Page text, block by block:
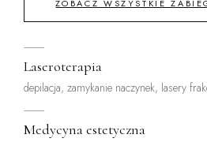
ZOBACZ WSZYSTKIE
Laseroterapia
depilacja, zamykanie naczynek, lasery
Medycyna estetyczna